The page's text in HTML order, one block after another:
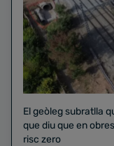
El geòleg subratlla
que diu que en
risc zero